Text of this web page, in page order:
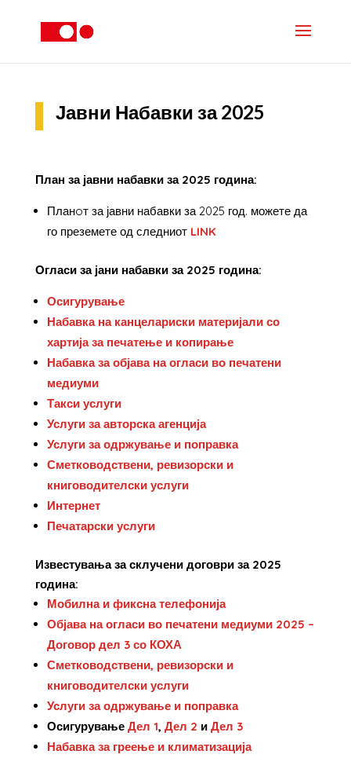
Јавни Набавки за 2025
План за јавни набавки за 2025 година:
Планoт за јавни набавки за 2025 год. можете да
го преземете од следниот LINK
Огласи за јани набавки за 2025 година:
Осигурување
Набавка на канцелариски материјали со
хартија за печатење и копирање
Набавка за објава на огласи во печатени
медиуми
Такси услуги
Услуги за авторска агенција
Услуги за одржување и поправка
Сметководствени, ревизорски и
книговодителски услуги
Интернет
Печатарски услуги
Известувања за склучени договри за 2025
година:
Мобилна и фиксна телефонија
Објава на огласи во печатени медиуми 2025 –
Договор дел 3 со КОХА
Сметководствени, ревизорски и
книговодителски услуги
Услуги за одржување и поправка
Осигурување Дел 1, Дел 2 и Дел 3
Набавка за греење и климатизација